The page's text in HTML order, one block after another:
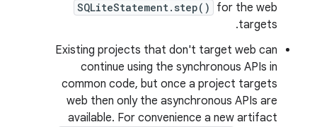
SQLiteStatement.step()
for the web
targets.
Existing projects that don't target web can
continue using the synchronous APIs in
common code, but once a project targets
web then only the asynchronous APIs are
available. For convenience a new artifact